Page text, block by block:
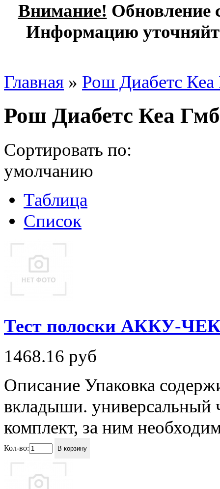
Внимание! Обновление
Информацию
Главная » Рош Диабетс
Рош Диабетс Кеа
Сортировать по:
умолчанию
Таблица
Список
Тест полоски АККУ-
1468.16 руб
Описание Упаковка
вкладыши. универсальный
комплект, за ним
Кол-во: В корзину